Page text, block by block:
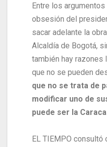
Entre los
obsesión del
sacar adelante la
Alcaldía de Bogotá,
también hay razones
que no se pueden
que no se trata de
modificar uno de
puede ser la
EL TIEMPO